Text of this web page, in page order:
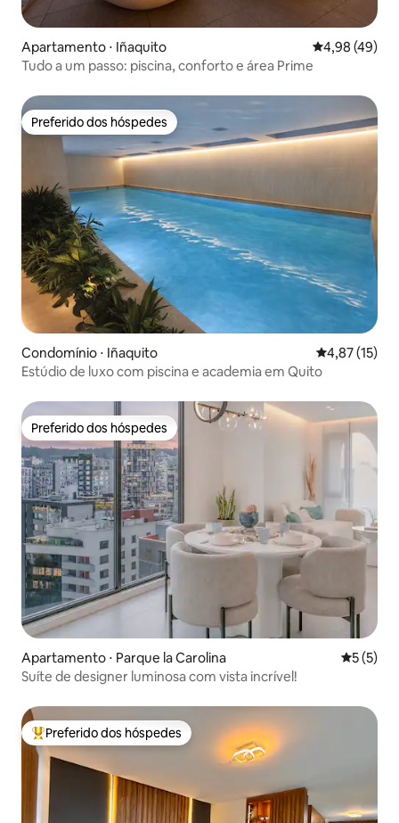
Apartamento ⋅ Iñaquito 4,98 de uma
4,98 (49)
Tudo a um passo: piscina, conforto e área Prime
Preferido dos hóspedes
Preferido dos hóspedes
Condomínio ⋅ Iñaquito 4,87 de uma
4,87 (15)
Estúdio de luxo com piscina e academia em Quito
Preferido dos hóspedes
Preferido dos hóspedes
Apartamento ⋅ Parque la Carolina 5 de
5 (5)
Suíte de designer luminosa com vista incrível!
Entre os melhores preferidos dos hóspedes
Preferido dos hóspedes